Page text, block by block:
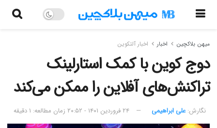
میهن بلاکچین اخبار اخبار آلتکوین
دوج کوین با کمک استارلینک
تراکنش‌های آفلاین را ممکن می‌کند
نگارش:‌ علی ابراهیمی ۲۴ فروردین ۱۴۰۱ - ۲۰:۵۲ زمان مطالعه: ۱ دقیقه